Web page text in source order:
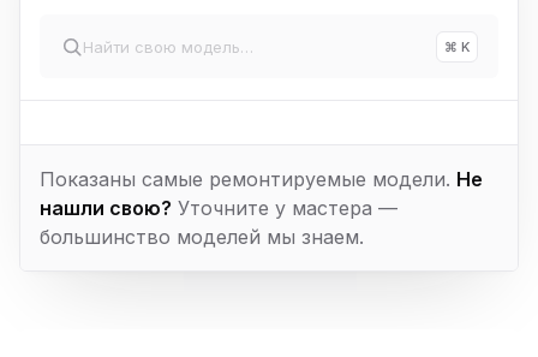
⌘ K
Показаны самые ремонтируемые модели. Не
нашли свою? Уточните у мастера —
большинство моделей мы знаем.